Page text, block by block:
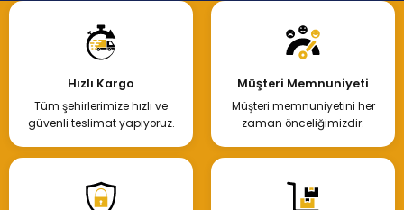
Hızlı Kargo
Tüm şehirlerimize hızlı ve
güvenli teslimat yapıyoruz.
Müşteri Memnuniyeti
Müşteri memnuniyetini her
zaman önceliğimizdir.